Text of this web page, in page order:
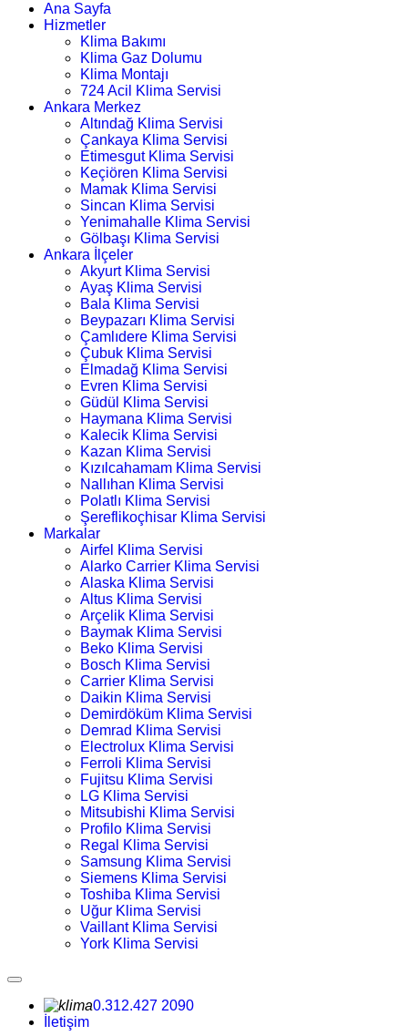
Ana Sayfa
Hizmetler
Klima Bakımı
Klima Gaz Dolumu
Klima Montajı
724 Acil Klima Servisi
Ankara Merkez
Altındağ Klima Servisi
Çankaya Klima Servisi
Etimesgut Klima Servisi
Keçiören Klima Servisi
Mamak Klima Servisi
Sincan Klima Servisi
Yenimahalle Klima Servisi
Gölbaşı Klima Servisi
Ankara İlçeler
Akyurt Klima Servisi
Ayaş Klima Servisi
Bala Klima Servisi
Beypazarı Klima Servisi
Çamlıdere Klima Servisi
Çubuk Klima Servisi
Elmadağ Klima Servisi
Evren Klima Servisi
Güdül Klima Servisi
Haymana Klima Servisi
Kalecik Klima Servisi
Kazan Klima Servisi
Kızılcahamam Klima Servisi
Nallıhan Klima Servisi
Polatlı Klima Servisi
Şereflikoçhisar Klima Servisi
Markalar
Airfel Klima Servisi
Alarko Carrier Klima Servisi
Alaska Klima Servisi
Altus Klima Servisi
Arçelik Klima Servisi
Baymak Klima Servisi
Beko Klima Servisi
Bosch Klima Servisi
Carrier Klima Servisi
Daikin Klima Servisi
Demirdöküm Klima Servisi
Demrad Klima Servisi
Electrolux Klima Servisi
Ferroli Klima Servisi
Fujitsu Klima Servisi
LG Klima Servisi
Mitsubishi Klima Servisi
Profilo Klima Servisi
Regal Klima Servisi
Samsung Klima Servisi
Siemens Klima Servisi
Toshiba Klima Servisi
Uğur Klima Servisi
Vaillant Klima Servisi
York Klima Servisi
0.312.427 2090
İletişim